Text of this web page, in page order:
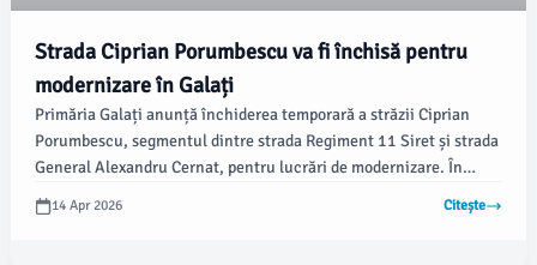
Strada Ciprian Porumbescu va fi închisă pentru
modernizare în Galați
Primăria Galați anunță închiderea temporară a străzii Ciprian
Porumbescu, segmentul dintre strada Regiment 11 Siret și strada
General Alexandru Cernat, pentru lucrări de modernizare. În
perioada 15-17 aprilie, între orele 7:30 și 16:00, traficul rutier va
fi restricționat.
14 Apr 2026 Citește